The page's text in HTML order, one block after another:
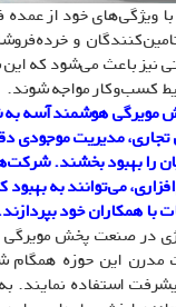
ویژگی‌های خود از
و
نیز باعث می‌شود که
کسب‌وکار مواجه شوند.
مویرگی هوشمند آسه
مدیریت موجودی
را بهبود بخشند.
می‌توانند به بهبود
با همکاران خود بپردازند.
در صنعت پخش مویرگی
مدرن این حوزه
استفاده نمایند.